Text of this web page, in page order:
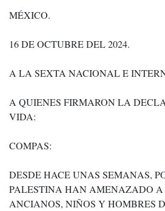
MÉXICO.
16 DE OCTUBRE DEL 2024.
A LA SEXTA NACIONAL E
A QUIENES FIRMARON LA
VIDA:
COMPAS:
DESDE HACE UNAS SEMANAS,
PALESTINA HAN AMENAZADO A
ANCIANOS, NIÑOS Y HOMBRES